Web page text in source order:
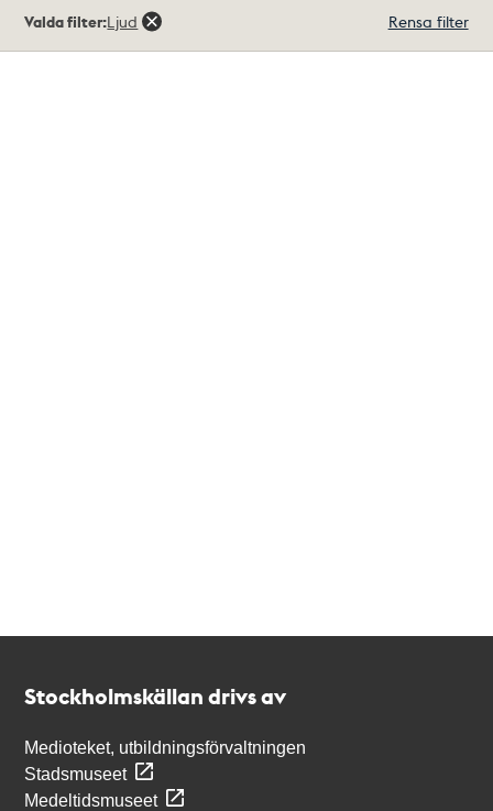
träffar
Valda filter:Ljud Rensa filter
Stockholmskällan drivs av
Medioteket, utbildningsförvaltningen
Stadsmuseet
Medeltidsmuseet